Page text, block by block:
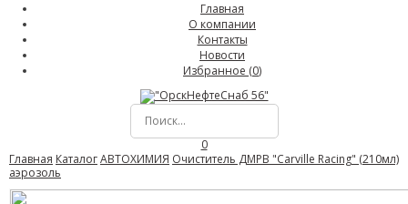
Главная
О компании
Контакты
Новости
Избранное (0)
0
Главная КаталогАВТОХИМИЯ Очиститель ДМРВ "Carville Racing" (210мл)
аэрозоль